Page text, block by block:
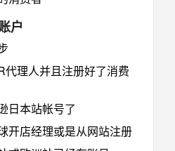
户
代理人并且注册好了消费
日本站帐号了
开店经理或是从网站注册